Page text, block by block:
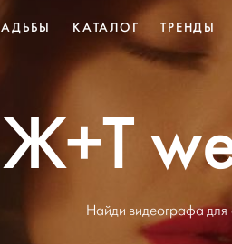
КАТАЛОГ ТРЕНДЫ
Ж+Т
Найди видеографа для